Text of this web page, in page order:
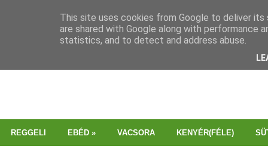
REGGELI EBÉD » VACSORA KENYÉR(FÉLE)
This site uses cookies from Google to deliver
are shared with Google along with performance
statistics, and to detect and address abuse.